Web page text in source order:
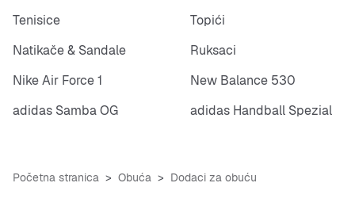
Tenisice
Topići
Natikače & Sandale
Ruksaci
Nike Air Force 1
New Balance 530
adidas Samba OG
adidas Handball Spezial
Početna stranica Obuća Dodaci za obuću